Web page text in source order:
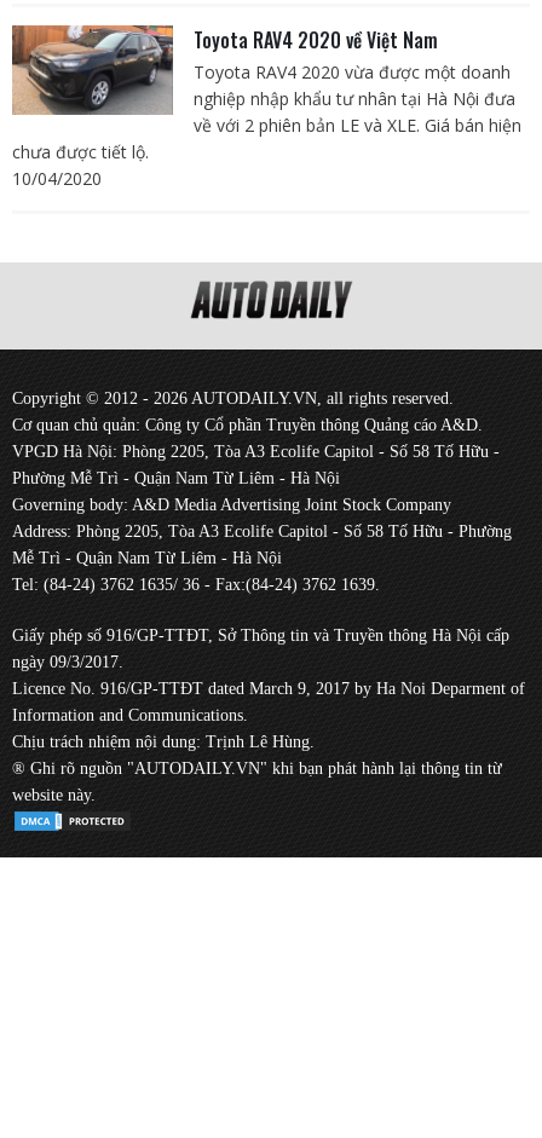
Toyota RAV4 2020 về Việt Nam
Toyota RAV4 2020 vừa được một doanh
nghiệp nhập khẩu tư nhân tại Hà Nội đưa
về với 2 phiên bản LE và XLE. Giá bán hiện
chưa được tiết lộ.
10/04/2020
Copyright © 2012 - 2026 AUTODAILY.VN, all rights reserved.
Cơ quan chủ quản: Công ty Cổ phần Truyền thông Quảng cáo A&D.
VPGD Hà Nội: Phòng 2205, Tòa A3 Ecolife Capitol - Số 58 Tố Hữu -
Phường Mễ Trì - Quận Nam Từ Liêm - Hà Nội
Governing body: A&D Media Advertising Joint Stock Company
Address: Phòng 2205, Tòa A3 Ecolife Capitol - Số 58 Tố Hữu - Phường
Mễ Trì - Quận Nam Từ Liêm - Hà Nội
Tel: (84-24) 3762 1635/ 36 - Fax:(84-24) 3762 1639.
Giấy phép số 916/GP-TTĐT, Sở Thông tin và Truyền thông Hà Nội cấp
ngày 09/3/2017.
Licence No. 916/GP-TTĐT dated March 9, 2017 by Ha Noi Deparment of
Information and Communications.
Chịu trách nhiệm nội dung: Trịnh Lê Hùng.
® Ghi rõ nguồn "AUTODAILY.VN" khi bạn phát hành lại thông tin từ
website này.